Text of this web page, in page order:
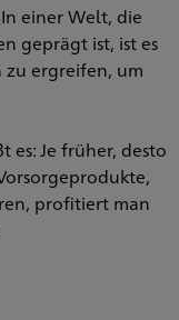
einer Welt, die
geprägt ist, ist es
ergreifen, um
es: Je früher, desto
profitiert man